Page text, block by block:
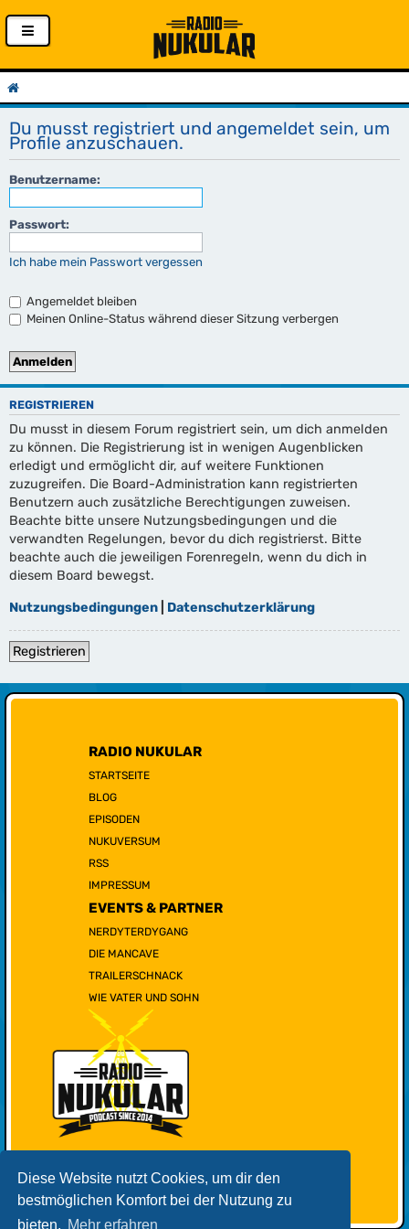
Diese Website nutzt Cookies, um dir den
bestmöglichen Komfort bei der Nutzung zu
bieten. Mehr erfahren
Du musst registriert und angemeldet sein, um
Profile anzuschauen.
Benutzername:
Passwort:
Ich habe mein Passwort vergessen
Angemeldet bleiben
Meinen Online-Status während dieser Sitzung verbergen
REGISTRIEREN
Du musst in diesem Forum registriert sein, um dich anmelden
zu können. Die Registrierung ist in wenigen Augenblicken
erledigt und ermöglicht dir, auf weitere Funktionen
zuzugreifen. Die Board-Administration kann registrierten
Benutzern auch zusätzliche Berechtigungen zuweisen.
Beachte bitte unsere Nutzungsbedingungen und die
verwandten Regelungen, bevor du dich registrierst. Bitte
beachte auch die jeweiligen Forenregeln, wenn du dich in
diesem Board bewegst.
Nutzungsbedingungen Datenschutzerklärung
Registrieren
RADIO NUKULAR
STARTSEITE
BLOG
EPISODEN
NUKUVERSUM
RSS
IMPRESSUM
EVENTS & PARTNER
NERDYTERDYGANG
DIE MANCAVE
TRAILERSCHNACK
WIE VATER UND SOHN